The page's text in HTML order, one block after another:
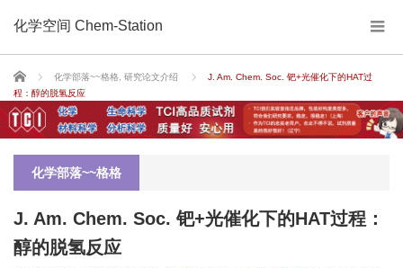
化学空间 Chem-Station
Home 化学部落~~格格 研究论文介绍
J. Am. Chem. Soc. 钯+光催化下的HAT过
程：醇的脱氢反应
化学部落~~格格
J. Am. Chem. Soc. 钯+光催化下的HAT过程：
醇的脱氢反应